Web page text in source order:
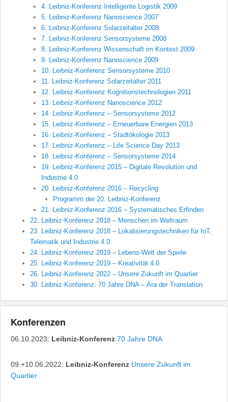
4. Leibniz-Konferenz Intelligente Logistik 2009
5. Leibniz-Konferenz Nanoscience 2007
6. Leibniz-Konferenz Solarzeitalter 2008
7. Leibniz-Konferenz Sensorsysteme 2008
8. Leibniz-Konferenz Wissenschaft im Kontext 2009
9. Leibniz-Konferenz Nanoscience 2009
10. Leibniz-Konferenz Sensorsysteme 2010
11. Leibniz-Konferenz Solarzeitalter 2011
12. Leibniz-Konferenz Kognitionstechnologien 2011
13. Leibniz-Konferenz Nanoscience 2012
14. Leibniz-Konferenz – Sensorsysteme 2012
15. Leibniz-Konferenz – Erneuerbare Energien 2013
16. Leibniz-Konferenz – Stadtökologie 2013
17. Leibniz-Konferenz – Life Science Day 2013
18. Leibniz-Konferenz – Sensorsysteme 2014
19. Leibniz-Konferenz 2015 – Digitale Revolution und
Industrie 4.0
20. Leibniz-Konferenz 2016 – Recycling
Programm der 20. Leibniz-Konferenz
21. Leibniz-Konferenz 2016 – Systematisches Erfinden
22. Leibniz-Konferenz 2018 – Menschen im Weltraum
23. Leibniz-Konferenz 2018 – Lokalisierungstechniken für IoT,
Telematik und Industrie 4.0
24. Leibniz-Konferenz 2019 – Lebens-Welt der Spiele
25. Leibniz-Konferenz 2019 – Kreativität 4.0
26. Leibniz-Konferenz 2022 – Unsere Zukunft im Quartier
30. Leibniz-Konferenz: 70 Jahre DNA – Ära der Translation
Konferenzen
06.10.2023: Leibniz-Konferenz 70 Jahre DNA
09.+10.06.2022: Leibniz-Konferenz Unsere Zukunft im
Quartier